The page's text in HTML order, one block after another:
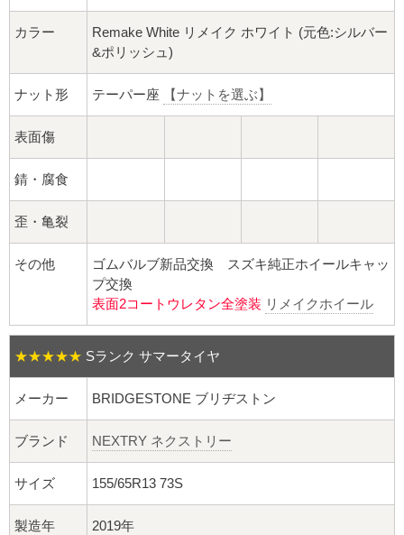
ロング平面ナット
ショート平面ナット
球面座ナット
ロング球面ナット
ショート球面ナット
貫通ナット
ロング袋ナット
ショート袋ナット
スチール鉄ホイール
持ち込み交換工賃
カラー
Remake White リメイク ホワイト (元色:シルバー
&ポリッシュ)
ナット形 テーパー座 【ナットを選ぶ】
表面傷
錆・腐食
歪・亀裂
その他
ゴムバルブ新品交換 スズキ純正ホイールキャッ
プ交換
表面2コートウレタン全塗装 リメイクホイール
★★★★★ Sランク サマータイヤ
メーカー BRIDGESTONE ブリヂストン
ブランド NEXTRY ネクストリー
サイズ 155/65R13 73S
製造年 2019年